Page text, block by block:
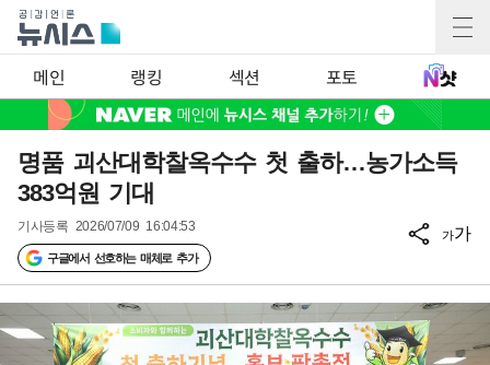
메인 랭킹 섹션 포토
명품 괴산대학찰옥수수 첫 출하…농가소득
383억원 기대
기사등록 2026/07/09 16:04:53
구글에서 선호하는 매체로 추가
가가